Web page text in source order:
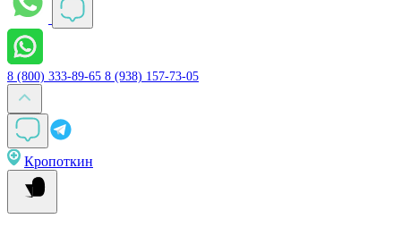
8 (800) 333-89-65 8 (938) 157-73-05
Кропоткин